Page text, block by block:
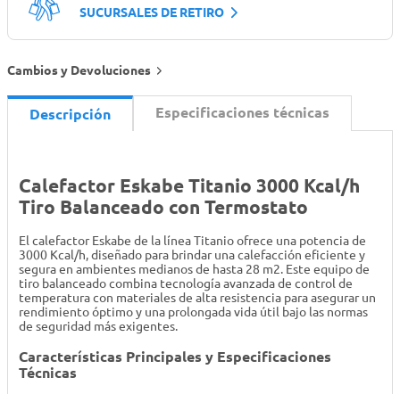
SUCURSALES DE RETIRO
Cambios y Devoluciones
Descripción Especificaciones técnicas
Calefactor Eskabe Titanio 3000 Kcal/h
Tiro Balanceado con Termostato
El calefactor Eskabe de la línea Titanio ofrece una potencia de
3000 Kcal/h, diseñado para brindar una calefacción eficiente y
segura en ambientes medianos de hasta 28 m2. Este equipo de
tiro balanceado combina tecnología avanzada de control de
temperatura con materiales de alta resistencia para asegurar un
rendimiento óptimo y una prolongada vida útil bajo las normas
de seguridad más exigentes.
Características Principales y Especificaciones
Técnicas